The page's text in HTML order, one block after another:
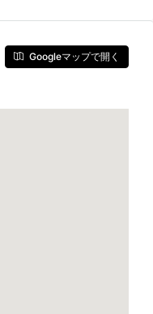
Googleマップで開く